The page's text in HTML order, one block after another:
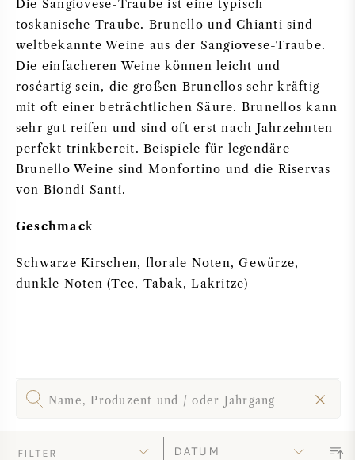
DESSERTWEIN
CABERNET SAUVIGNON
CHARDONNAY
Die Sangiovese-Traube ist eine typisch
toskanische Traube. Brunello und Chianti sind
weltbekannte Weine aus der Sangiovese-Traube.
Die einfacheren Weine können leicht und
roséartig sein, die großen Brunellos sehr kräftig
mit oft einer beträchtlichen Säure. Brunellos kann
sehr gut reifen und sind oft erst nach Jahrzehnten
perfekt trinkbereit. Beispiele für legendäre
Brunello Weine sind Monfortino und die Riservas
von Biondi Santi.
Geschmack
Schwarze Kirschen, florale Noten, Gewürze,
dunkle Noten (Tee, Tabak, Lakritze)
FILTER